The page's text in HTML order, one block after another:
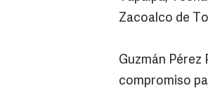
Zacoalco de
Guzmán Pérez
compromiso